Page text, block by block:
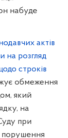
набуде
актів
на розгляд
строків
обмеження
який
на
при
порушення